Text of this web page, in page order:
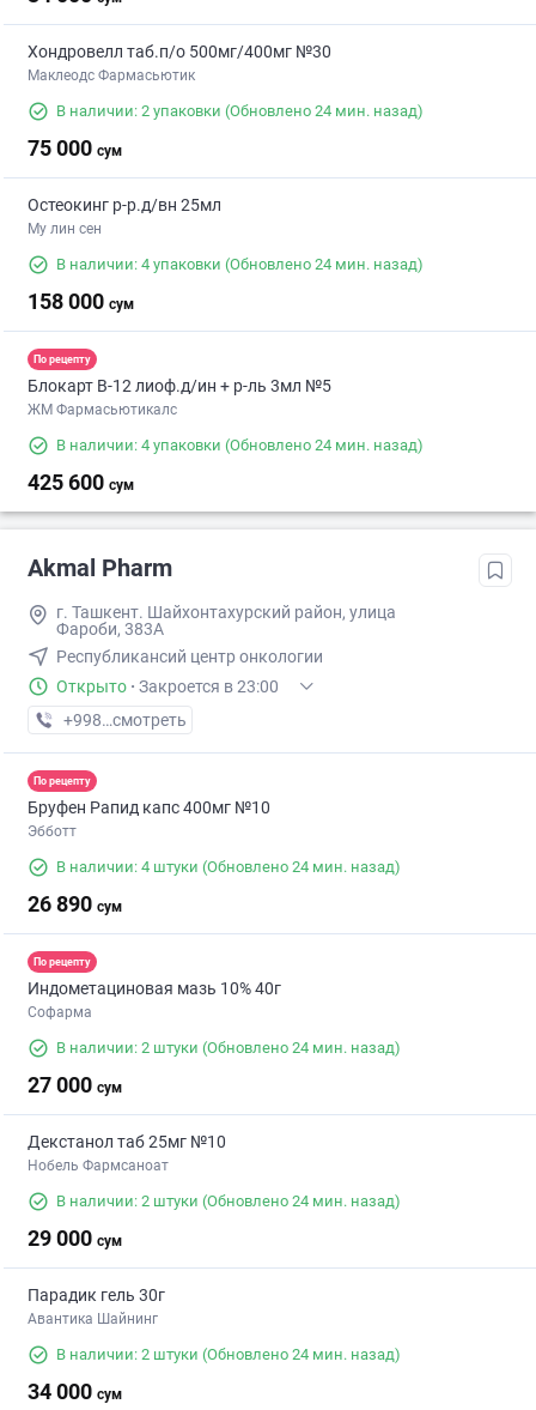
Хондровелл таб.п/о 500мг/400мг №30
Маклеодс Фармасьютик
В наличии: 2 упаковки (Обновлено 24 мин. назад)
75 000 сум
Остеокинг р-р.д/вн 25мл
Му лин сен
В наличии: 4 упаковки (Обновлено 24 мин. назад)
158 000 сум
По рецепту
Блокарт В-12 лиоф.д/ин + р-ль 3мл №5
ЖМ Фармасьютикалс
В наличии: 4 упаковки (Обновлено 24 мин. назад)
425 600 сум
Akmal Pharm
г. Ташкент. Шайхонтахурский район, улица
Фароби, 383А
Республикансий центр онкологии
Открыто · Закроется в 23:00
+998 (99) XXX-XX-XX
смотреть
По рецепту
Бруфен Рапид капс 400мг №10
Эбботт
В наличии: 4 штуки (Обновлено 24 мин. назад)
26 890 сум
По рецепту
Индометациновая мазь 10% 40г
Софарма
В наличии: 2 штуки (Обновлено 24 мин. назад)
27 000 сум
Декстанол таб 25мг №10
Нобель Фармсаноат
В наличии: 2 штуки (Обновлено 24 мин. назад)
29 000 сум
Парадик гель 30г
Авантика Шайнинг
В наличии: 2 штуки (Обновлено 24 мин. назад)
34 000 сум